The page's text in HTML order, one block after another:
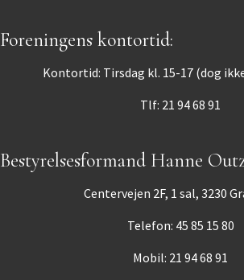
Foreningens kontortid:
Kontortid: Tirsdag kl. 15-17 (dog
Tlf: 21 94 68 91
Bestyrelsesformand Hanne
Centervejen 2F, 1 sal, 3230
Telefon: 45 85 15 80
Mobil: 21 94 68 91